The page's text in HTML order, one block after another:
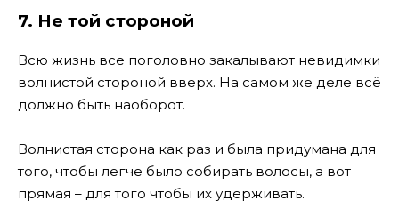
7. Не той стороной
Всю жизнь все поголовно закалывают невидимки
волнистой стороной вверх. На самом же деле всё
должно быть наоборот.
Волнистая сторона как раз и была придумана для
того, чтобы легче было собирать волосы, а вот
прямая – для того чтобы их удерживать.